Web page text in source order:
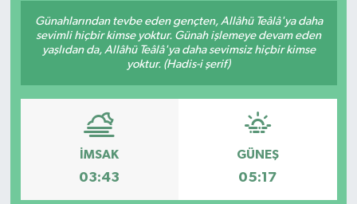
Günahlarından tevbe eden gençten, Allâhü Teâlâ'ya daha
sevimli hiçbir kimse yoktur. Günah işlemeye devam eden
yaşlıdan da, Allâhü Teâlâ'ya daha sevimsiz hiçbir kimse
yoktur. (Hadis-i şerif)
İMSAK
03:43
GÜNEŞ
05:17